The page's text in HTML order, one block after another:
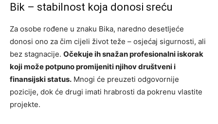
Bik – stabilnost koja donosi sreću
Za osobe rođene u znaku Bika, naredno desetljeće
donosi ono za čim cijeli život teže – osjećaj sigurnosti, ali
bez stagnacije. Očekuje ih snažan profesionalni iskorak
koji može potpuno promijeniti njihov društveni i
finansijski status. Mnogi će preuzeti odgovornije
pozicije, dok će drugi imati hrabrosti da pokrenu vlastite
projekte.